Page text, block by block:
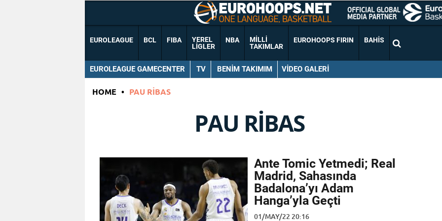
EUROLEAGUE BCL FIBA
YEREL
LIGLER
NBA
MILLI
TAKIMLAR
EUROHOOPS FIRIN BAHIS
EUROLEAGUE GAMECENTER TV BENIM TAKIMIM VIDEO GALERI
HOME • PAU RIBAS
PAU RIBAS
Ante Tomic Yetmedi; Real
Madrid, Sahasında
Badalona’yı Adam
Hanga’yla Geçti
01/MAY/22 20:16